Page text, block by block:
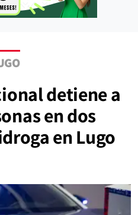
detiene a
en dos
en Lugo